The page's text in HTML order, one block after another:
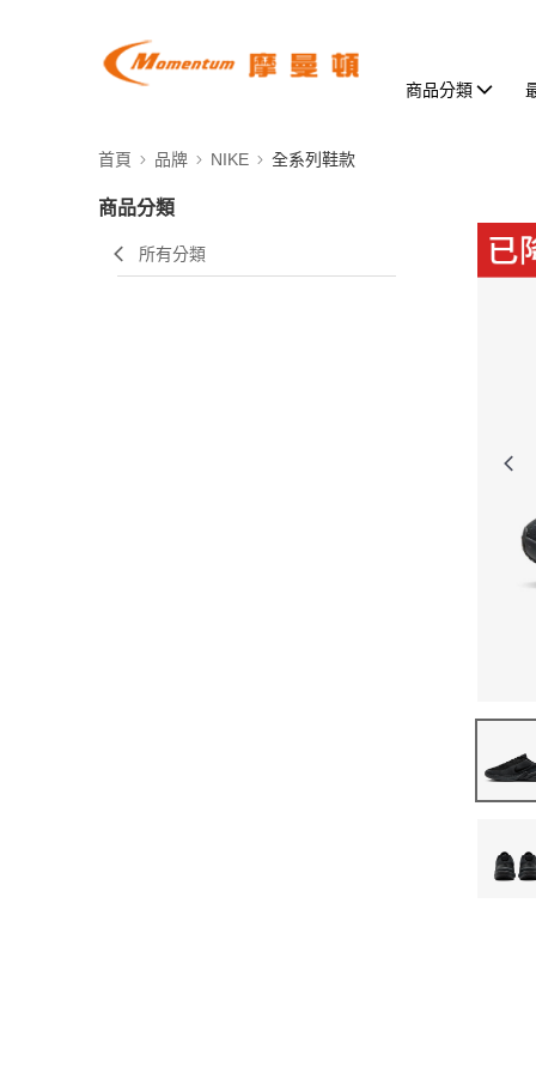
商品分類
首頁 品牌 NIKE 全系列鞋款
商品分類
所有分類